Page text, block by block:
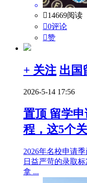
14669阅读
0评论
赞
+ 关注 出国
2026-5-14 17:56
置顶 留学
程，这5个
2026年名校申请
日益严苛的录取
拿 ...